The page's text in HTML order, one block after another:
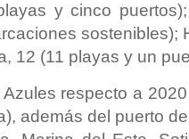
y cinco
sostenibles);
12 (11 playas y un
respecto a
además del puerto